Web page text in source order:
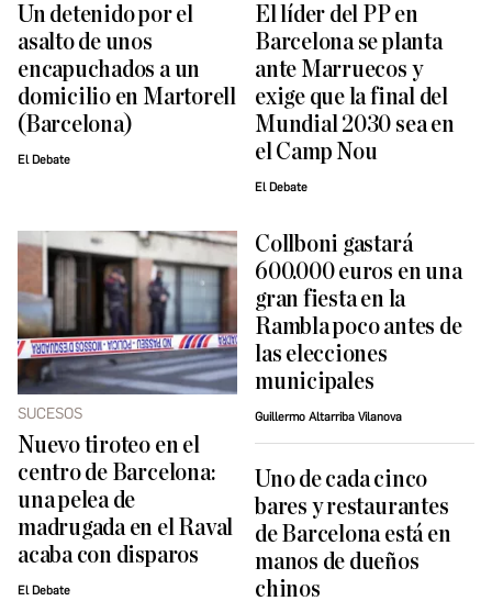
Un detenido por el
asalto de unos
encapuchados a un
domicilio en Martorell
(Barcelona)
El Debate
El líder del PP en
Barcelona se planta
ante Marruecos y
exige que la final del
Mundial 2030 sea en
el Camp Nou
El Debate
SUCESOS
Nuevo tiroteo en el
centro de Barcelona:
una pelea de
madrugada en el Raval
acaba con disparos
El Debate
Collboni gastará
600.000 euros en una
gran fiesta en la
Rambla poco antes de
las elecciones
municipales
Guillermo Altarriba Vilanova
Uno de cada cinco
bares y restaurantes
de Barcelona está en
manos de dueños
chinos